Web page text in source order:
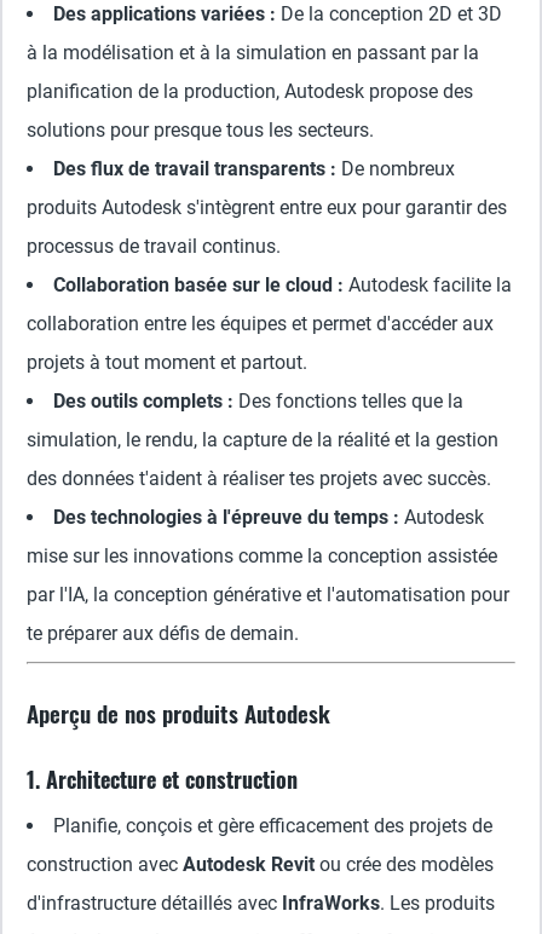
Des applications variées : De la conception 2D et 3D
à la modélisation et à la simulation en passant par la
planification de la production, Autodesk propose des
solutions pour presque tous les secteurs.
Des flux de travail transparents : De nombreux
produits Autodesk s'intègrent entre eux pour garantir des
processus de travail continus.
Collaboration basée sur le cloud : Autodesk facilite la
collaboration entre les équipes et permet d'accéder aux
projets à tout moment et partout.
Des outils complets : Des fonctions telles que la
simulation, le rendu, la capture de la réalité et la gestion
des données t'aident à réaliser tes projets avec succès.
Des technologies à l'épreuve du temps : Autodesk
mise sur les innovations comme la conception assistée
par l'IA, la conception générative et l'automatisation pour
te préparer aux défis de demain.
Aperçu de nos produits Autodesk
1. Architecture et construction
Planifie, conçois et gère efficacement des projets de
construction avec Autodesk Revit ou crée des modèles
d'infrastructure détaillés avec InfraWorks. Les produits